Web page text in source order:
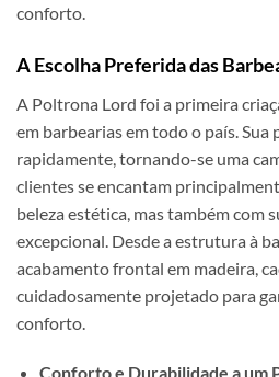
conforto.
A Escolha Preferida das
A Poltrona Lord foi a primeira
em barbearias em todo o país. Sua
rapidamente, tornando-se uma
clientes se encantam
beleza estética, mas também com
excepcional. Desde a estrutura à
acabamento frontal em madeira,
cuidadosamente projetado para
conforto.
Conforto e Durabilidade a um